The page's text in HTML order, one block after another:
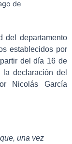
de
del departamento
establecidos por
del día 16 de
declaración del
Nicolás García
una vez